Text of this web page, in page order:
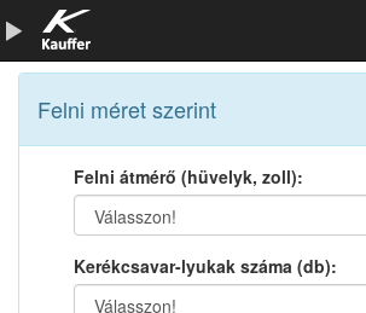
Szerszámkatalógus
Kosár
Alkatrészek
Felni méret szerint
Felni átmérő (hüvelyk, zoll):
Kerékcsavar-lyukak száma (db):